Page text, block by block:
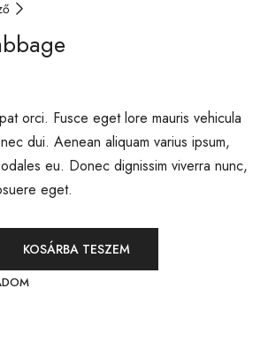
orci. Fusce eget lore mauris vehicula
dui. Aenean aliquam varius ipsum,
eu. Donec dignissim viverra nunc,
eget.
KOSÁRBA TESZEM